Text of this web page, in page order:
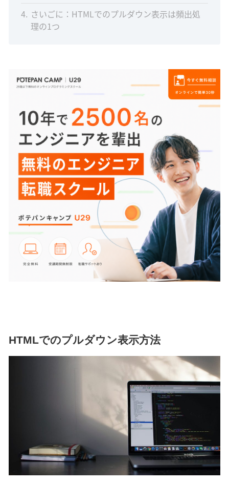
4 さいごに：HTMLでのプルダウン表示は頻出処
理の1つ
HTMLでのプルダウン表示方法